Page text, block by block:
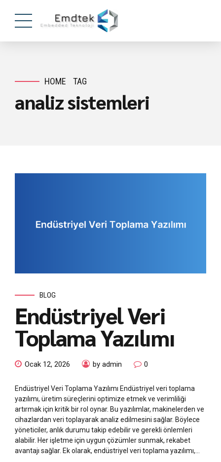
HOME TAG
analiz sistemleri
BLOG
Endüstriyel Veri
Toplama Yazılımı
Ocak 12, 2026 by admin 0
Endüstriyel Veri Toplama Yazılımı Endüstriyel veri toplama
yazılımı, üretim süreçlerini optimize etmek ve verimliliği
artırmak için kritik bir rol oynar. Bu yazılımlar, makinelerden ve
cihazlardan veri toplayarak analiz edilmesini sağlar. Böylece
yöneticiler, anlık durumu takip edebilir ve gerekli önlemleri
alabilir. Her işletme için uygun çözümler sunmak, rekabet
avantajı sağlar. Ek olarak, endüstriyel veri toplama yazılımı,...